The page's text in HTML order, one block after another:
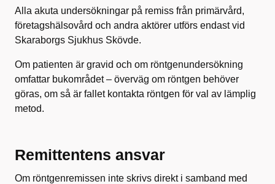
Alla akuta undersökningar på remiss från primärvård,
företagshälsovård och andra aktörer utförs endast vid
Skaraborgs Sjukhus Skövde.
Om patienten är gravid och om röntgenundersökning
omfattar bukområdet – överväg om röntgen behöver
göras, om så är fallet kontakta röntgen för val av lämplig
metod.
Remittentens ansvar
Om röntgenremissen inte skrivs direkt i samband med